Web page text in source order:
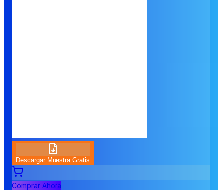
Descargar Muestra Gratis
Comprar Ahora